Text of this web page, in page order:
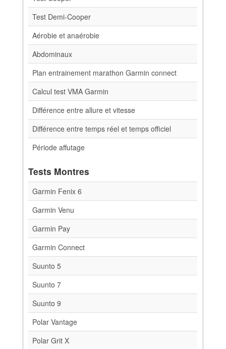
Test Demi-Cooper
Aérobie et anaérobie
Abdominaux
Plan entrainement marathon Garmin connect
Calcul test VMA Garmin
Différence entre allure et vitesse
Différence entre temps réel et temps officiel
Période affutage
Tests Montres
Garmin Fenix 6
Garmin Venu
Garmin Pay
Garmin Connect
Suunto 5
Suunto 7
Suunto 9
Polar Vantage
Polar Grit X